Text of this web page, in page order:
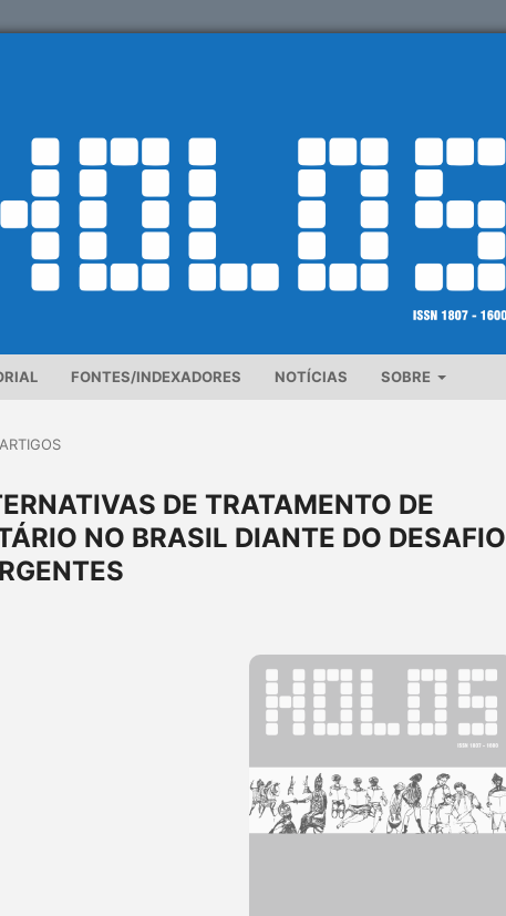
FONTES/INDEXADORES NOTÍCIAS SOBRE
ARTIGOS
DE TRATAMENTO DE
NO BRASIL DIANTE DO DESAFIO